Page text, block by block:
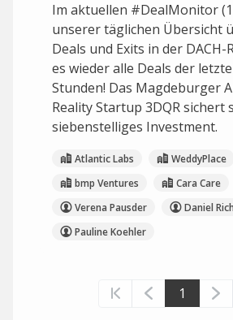
Im aktuellen #DealMonitor
unserer täglichen Übersicht
Deals und Exits in der
es wieder alle Deals der
Stunden! Das Magdeburger
Reality Startup 3DQR sichert
siebenstelliges Investment.
Atlantic Labs
WeddyPlace
bmp Ventures
Cara Care
Verena Pausder
Daniel
Pauline Koehler
1